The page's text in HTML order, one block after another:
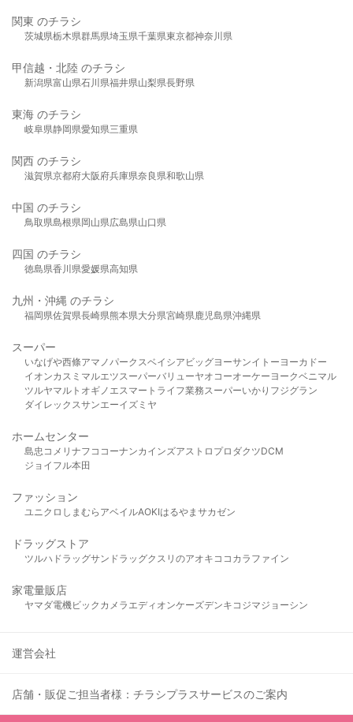
関東 のチラシ
茨城県栃木県群馬県埼玉県千葉県東京都神奈川県
甲信越・北陸 のチラシ
新潟県富山県石川県福井県山梨県長野県
東海 のチラシ
岐阜県静岡県愛知県三重県
関西 のチラシ
滋賀県京都府大阪府兵庫県奈良県和歌山県
中国 のチラシ
鳥取県島根県岡山県広島県山口県
四国 のチラシ
徳島県香川県愛媛県高知県
九州・沖縄 のチラシ
福岡県佐賀県長崎県熊本県大分県宮崎県鹿児島県沖縄県
スーパー
いなげや西條アマノパークスベイシア ビッグヨーサンイトーヨーカドー
イオンカスミ マルエツスーパーバリューヤオコーオーケー ヨークベニマル
ツルヤマルト オギノ エスマート ライフ業務スーパーいかり フジグラン
ダイレックスサンエーイズミヤ
ホームセンター
島忠 コメリ ナフコ コーナンカインズアストロプロダクツDCM
ジョイフル本田
ファッション
ユニクロ しまむら アベイルAOKIはるやま サカゼン
ドラッグストア
ツルハドラッグサンドラッグクスリのアオキ ココカラファイン
家電量販店
ヤマダ電機ビックカメラ エディオンケーズデンキ コジマジョーシン
運営会社
店舗・販促ご担当者様：チラシプラスサービスのご案内